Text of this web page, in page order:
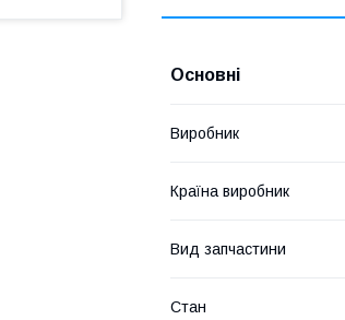
Основні
Виробник
Країна виробник
Вид запчастини
Стан